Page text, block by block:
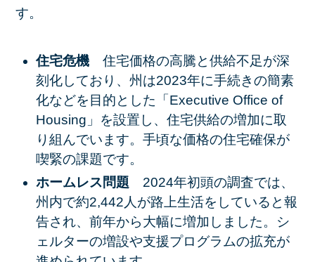
す。
住宅危機 住宅価格の高騰と供給不足が深
刻化しており、州は2023年に手続きの簡素
化などを目的とした「Executive Office of
Housing」を設置し、住宅供給の増加に取
り組んでいます。手頃な価格の住宅確保が
喫緊の課題です。
ホームレス問題 2024年初頭の調査では、
州内で約2,442人が路上生活をしていると報
告され、前年から大幅に増加しました。シ
ェルターの増設や支援プログラムの拡充が